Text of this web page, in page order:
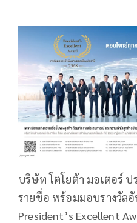
บริษัท โตโยต้า มอเตอร์ ป
รายชื่อ พร้อมมอบรางวัลอั
President’s Excellent